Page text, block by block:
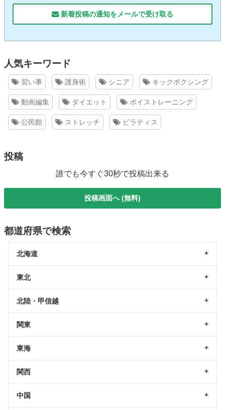
新着投稿の通知をメールで受け取る
人気キーワード
習い事 護身術 シニア キックボクシング
動画編集 ダイエット ボイストレーニング
公民館 ストレッチ ピラティス
投稿
誰でも今すぐ30秒で投稿出来る
投稿画面へ (無料)
都道府県で検索
北海道
東北
北陸・甲信越
関東
東海
関西
中国